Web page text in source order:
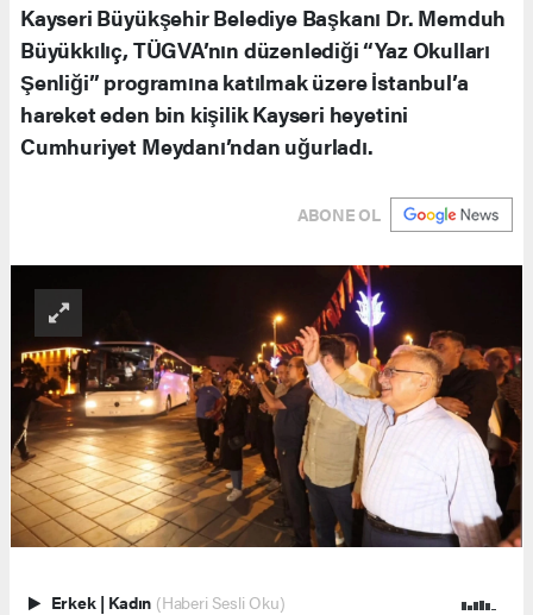
Kayseri Büyükşehir Belediye Başkanı Dr. Memduh
Büyükkılıç, TÜGVA’nın düzenlediği “Yaz Okulları
Şenliği” programına katılmak üzere İstanbul’a
hareket eden bin kişilik Kayseri heyetini
Cumhuriyet Meydanı’ndan uğurladı.
ABONE OL
Erkek | Kadın (Haberi Sesli Oku)